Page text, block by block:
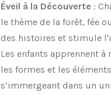
Éveil à la Découverte :
le thème de la forêt, fée
des histoires et stimule
Les enfants apprennent
les formes et les
s’immergeant dans un